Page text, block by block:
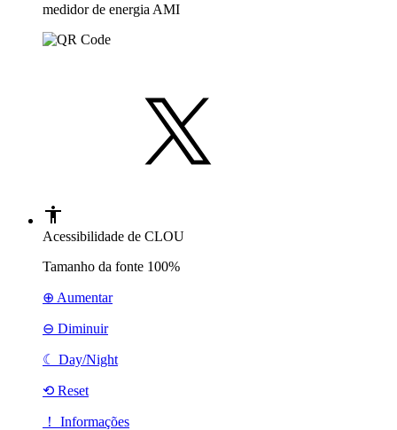
medidor de energia AMI
Acessibilidade de CLOU
Tamanho da fonte 100%
⊕ Aumentar
⊖ Diminuir
☾ Day/Night
⟲ Reset
！ Informações